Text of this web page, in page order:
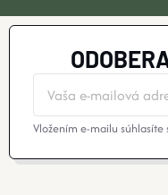
Vložením e-mailu súhlasíte